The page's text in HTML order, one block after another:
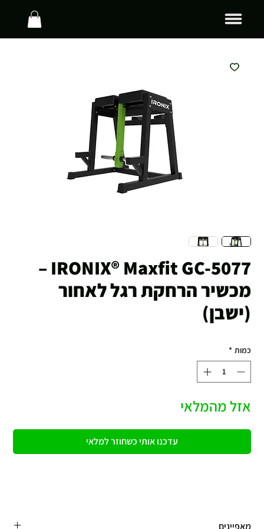
IRONIX® Maxfit GC-5077 –
מכשיר הרחקת רגל לאחור
(ישבן)
כמות *
אזל מהמלאי
עדכנו אותי כשחוזר למלאי
מאפיינים